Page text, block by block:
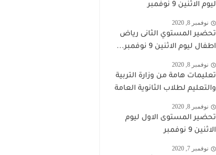
ليوم الاثنين 9 نوفمبر
نوفمبر 8, 2020
تحضير المستوي الثانى رياض
اطفال ليوم الاثنين 9 نوفمبر...
نوفمبر 8, 2020
تعليمات هامة من وزارة التربية
والتعليم لطلاب الثانوية العامة
نوفمبر 8, 2020
تحضير المستوى الاول ليوم
الاثنين 9 نوفمبر
نوفمبر 7, 2020